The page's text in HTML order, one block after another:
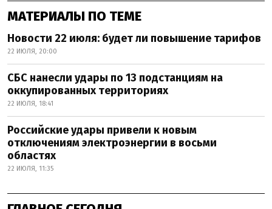
МАТЕРИАЛЫ ПО ТЕМЕ
Новости 22 июля: будет ли повышение тарифов
22 ИЮЛЯ, 20:00
СБС нанесли удары по 13 подстанциям на
оккупированных территориях
22 ИЮЛЯ, 18:41
Российские удары привели к новым
отключениям электроэнергии в восьми
областях
22 ИЮЛЯ, 11:35